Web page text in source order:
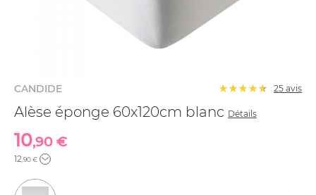
CANDIDE 25 avis
Alèse éponge 60x120cm blanc Détails
10,90 €
12,90 €